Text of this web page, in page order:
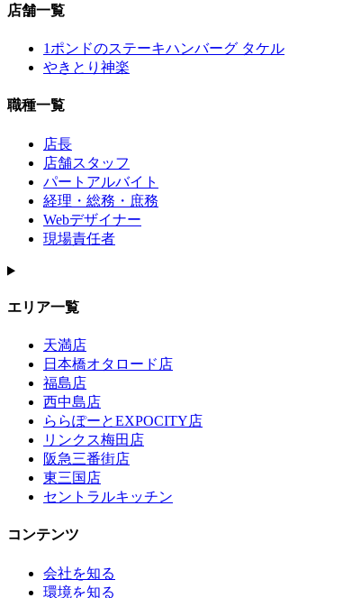
店舗一覧
1ポンドのステーキハンバーグ タケル
やきとり神楽
職種一覧
店長
店舗スタッフ
パートアルバイト
経理・総務・庶務
Webデザイナー
現場責任者
エリア一覧
天満店
日本橋オタロード店
福島店
西中島店
ららぽーとEXPOCITY店
リンクス梅田店
阪急三番街店
東三国店
セントラルキッチン
コンテンツ
会社を知る
環境を知る